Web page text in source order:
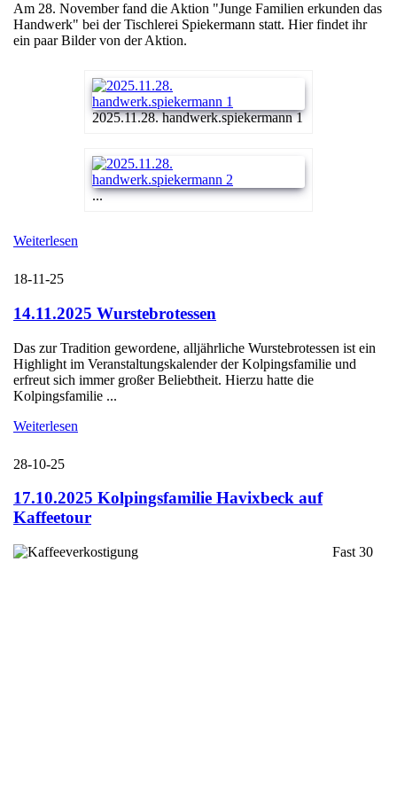
Am 28. November fand die Aktion "Junge Familien erkunden das
Handwerk" bei der Tischlerei Spiekermann statt. Hier findet ihr
ein paar Bilder von der Aktion.
2025.11.28. handwerk.spiekermann 1
...
Weiterlesen
18-11-25
14.11.2025 Wurstebrotessen
Das zur Tradition gewordene, alljährliche Wurstebrotessen ist ein
Highlight im Veranstaltungskalender der Kolpingsfamilie und
erfreut sich immer großer Beliebtheit. Hierzu hatte die
Kolpingsfamilie ...
Weiterlesen
28-10-25
17.10.2025 Kolpingsfamilie Havixbeck auf
Kaffeetour
Fast 30